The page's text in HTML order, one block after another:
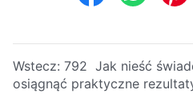
Wstecz: 792 Jak nieść
osiągnąć praktyczne